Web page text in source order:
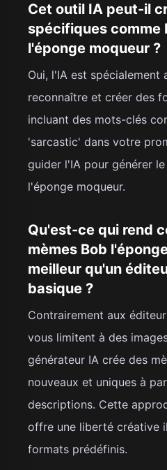
Cet outil IA peut-il
spécifiques comme
l'éponge moqueur ?
Oui, l'IA est spécialement
reconnaître et créer des
incluant des mots-clés
'sarcastic' dans votre
guider l'IA pour générer
l'éponge moqueur.
Qu'est-ce qui rend
mèmes Bob
meilleur qu'un
basique ?
Contrairement aux
vous limitent à des
générateur IA crée des
nouveaux et uniques à
descriptions. Cette
offre une liberté créative
formats prédéfinis.